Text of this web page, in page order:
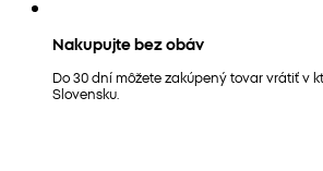
Nakupujte bez obáv
Do 30 dní môžete zakúpený tovar vrátiť v
Slovensku.